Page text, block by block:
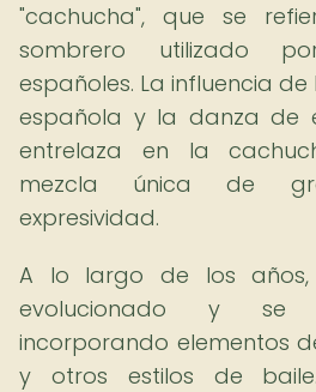
"cachucha", que se
sombrero utilizado
españoles. La influencia
española y la danza de
entrelaza en la
mezcla única de
expresividad.
A lo largo de los
evolucionado y se
incorporando elementos
y otros estilos de